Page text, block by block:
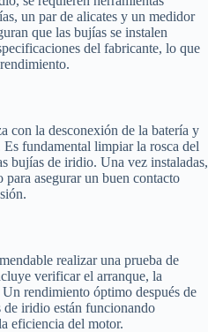
un par de alicates y un medidor
que las bujías se instalen
del fabricante, lo que
con la desconexión de la batería y
fundamental limpiar la rosca del
bujías de iridio. Una vez instaladas,
para asegurar un buen contacto
realizar una prueba de
verificar el arranque, la
rendimiento óptimo después de
iridio están funcionando
eficiencia del motor.